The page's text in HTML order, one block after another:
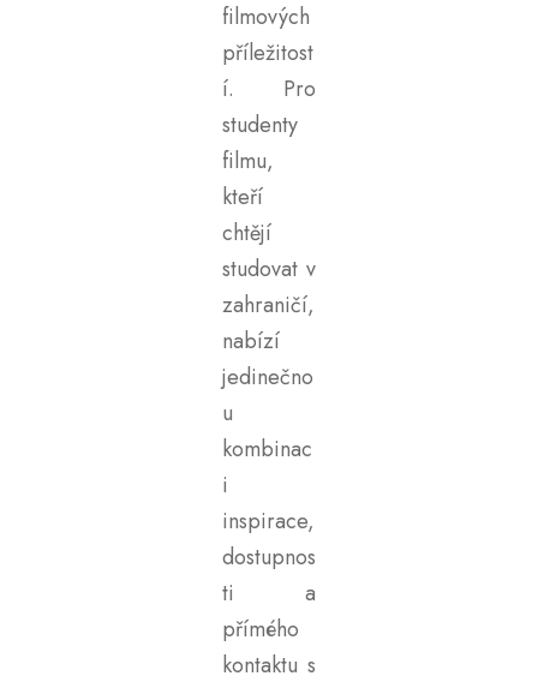
filmových
příležitost
í. Pro
studenty
filmu,
kteří
chtějí
studovat v
zahraničí,
nabízí
jedinečno
u
kombinac
i
inspirace,
dostupnos
ti a
přímého
kontaktu s